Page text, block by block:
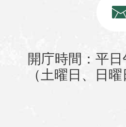
開庁時間：平
（土曜日、日